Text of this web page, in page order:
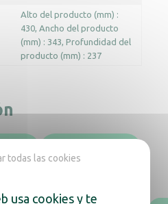
Alto del producto (mm) :
430 Ancho del producto
(mm) : 343 Profundidad del
producto (mm) : 237
usa cookies y te
todas las cookies